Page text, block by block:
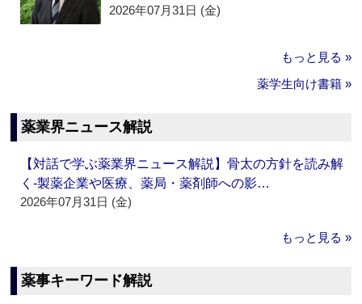
2026年07月31日 (金)
もっと見る »
薬学生向け書籍 »
薬業界ニュース解説
【対話で学ぶ薬業界ニュース解説】骨太の方針を読み解
く‐製薬企業や医療、薬局・薬剤師への影…
2026年07月31日 (金)
もっと見る »
薬事キーワード解説